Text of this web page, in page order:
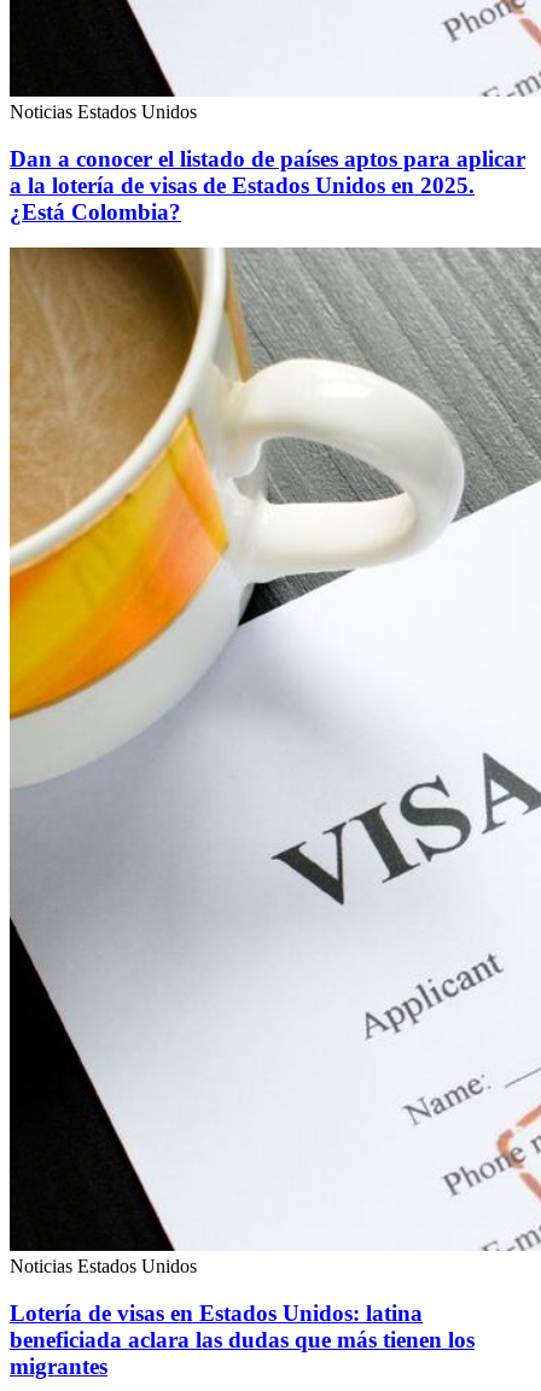
Noticias Estados Unidos
Dan a conocer el listado de países aptos para aplicar
a la lotería de visas de Estados Unidos en 2025.
¿Está Colombia?
Noticias Estados Unidos
Lotería de visas en Estados Unidos: latina
beneficiada aclara las dudas que más tienen los
migrantes